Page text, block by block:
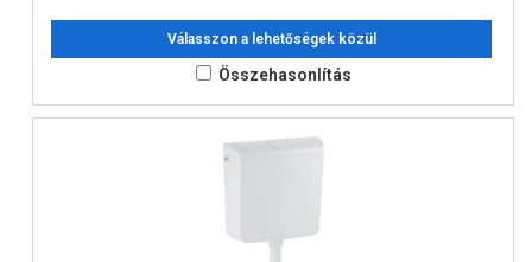
Válasszon a lehetőségek közül
Összehasonlítás